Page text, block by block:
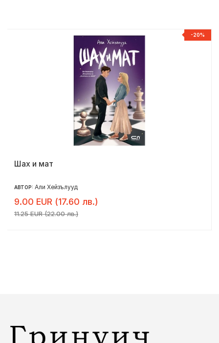
-20%
Шах и мат
АВТОР: Али Хейзълууд
9.00 EUR (17.60 лв.)
11.25 EUR (22.00 лв.)